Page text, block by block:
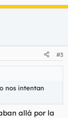
#3
nos intentan
allá por la